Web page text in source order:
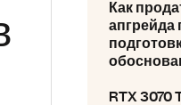
Как
апгрейда
RTX 3070